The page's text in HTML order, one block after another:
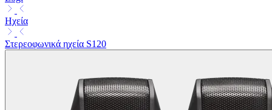
Ηχεία
Στερεοφωνικά ηχεία S120